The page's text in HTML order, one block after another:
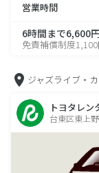
営業時間
6時間まで6,600
免責補償制度
ジャズライブ・
トヨタレン
台東区東上